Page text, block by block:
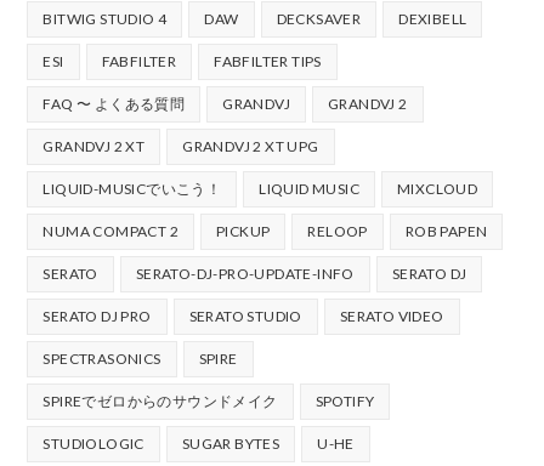
BITWIG STUDIO 4 DAW DECKSAVER DEXIBELL
ESI FABFILTER FABFILTER TIPS
FAQ 〜 よくある質問 GRANDVJ GRANDVJ 2
GRANDVJ 2 XT GRANDVJ 2 XT UPG
LIQUID-MUSICでいこう！ LIQUID MUSIC MIXCLOUD
NUMA COMPACT 2 PICKUP RELOOP ROB PAPEN
SERATO SERATO-DJ-PRO-UPDATE-INFO SERATO DJ
SERATO DJ PRO SERATO STUDIO SERATO VIDEO
SPECTRASONICS SPIRE
SPIREでゼロからのサウンドメイク SPOTIFY
STUDIOLOGIC SUGAR BYTES U-HE